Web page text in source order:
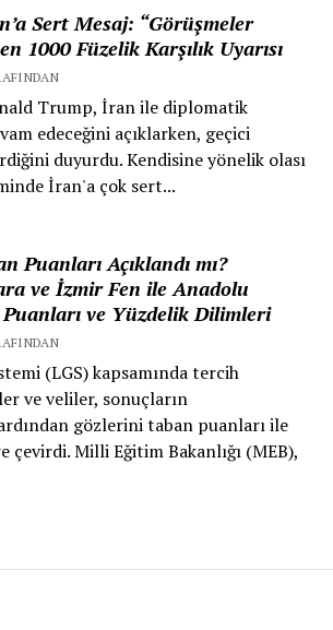
Sert Mesaj: “Görüşmeler
1000 Füzelik Karşılık Uyarısı
Trump, İran ile diplomatik
edeceğini açıklarken, geçici
duyurdu. Kendisine yönelik olası
İran'a çok sert...
Puanları Açıklandı mı?
ve İzmir Fen ile Anadolu
ve Yüzdelik Dilimleri
(LGS) kapsamında tercih
ve veliler, sonuçların
gözlerini taban puanları ile
çevirdi. Milli Eğitim Bakanlığı (MEB),